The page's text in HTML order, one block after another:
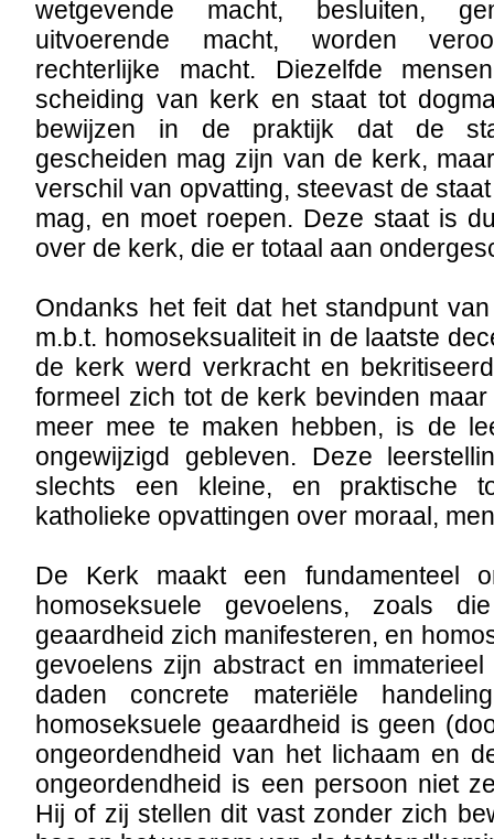
wetgevende macht, besluiten,
uitvoerende macht, worden
rechterlijke macht. Diezelfde
scheiding van kerk en staat tot
bewijzen in de praktijk dat de
gescheiden mag zijn van de kerk,
verschil van opvatting, steevast de
mag, en moet roepen. Deze staat is
over de kerk, die er totaal aan
Ondanks het feit dat het standpunt
m.b.t. homoseksualiteit in de laatste
de kerk werd verkracht en
formeel zich tot de kerk bevinden
meer mee te maken hebben, is de
ongewijzigd gebleven. Deze
slechts een kleine, en praktische
katholieke opvattingen over moraal,
De Kerk maakt een fundamenteel
homoseksuele gevoelens, zoals
geaardheid zich manifesteren, en
gevoelens zijn abstract en
daden concrete materiële
homoseksuele geaardheid is geen
ongeordendheid van het lichaam en
ongeordendheid is een persoon niet
Hij of zij stellen dit vast zonder zich